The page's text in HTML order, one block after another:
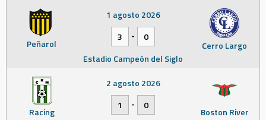
Peñarol Cerro Largo
1 agosto 2026
3
-
0
Estadio Campeón del Siglo
Racing Boston River
2 agosto 2026
1
-
0